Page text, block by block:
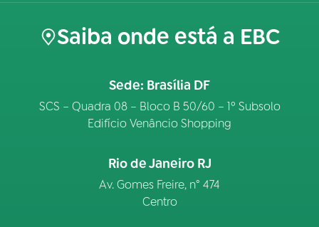
Saiba onde está a EBC
Sede: Brasília DF
SCS – Quadra 08 – Bloco B 50/60 – 1º Subsolo
Edifício Venâncio Shopping
Rio de Janeiro RJ
Av. Gomes Freire, n° 474
Centro